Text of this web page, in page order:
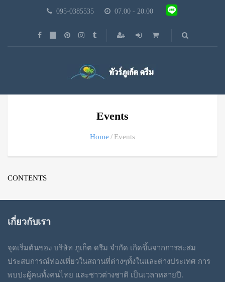
095-0385535 07.00 - 20.00
Events
Home Events
CONTENTS
เกี่ยวกับเรา
จุดเริ่มต้นของ บริษัท ภูเก็ต ดรีม จำกัด เกิดขึ้นจากการสะสม
ประสบการณ์ท่องเที่ยวในสถานที่ต่างๆทั้งในและต่างประเทศ การ
พบปะผู้คนทั้งคนไทย และชาวต่างชาติ เป็นเวลาหลายปี.